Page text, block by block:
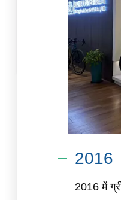
2016
2016 में